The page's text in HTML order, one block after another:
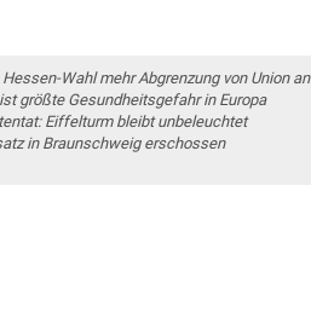
Wahl mehr Abgrenzung von Union an
größte Gesundheitsgefahr in Europa
Eiffelturm bleibt unbeleuchtet
in Braunschweig erschossen